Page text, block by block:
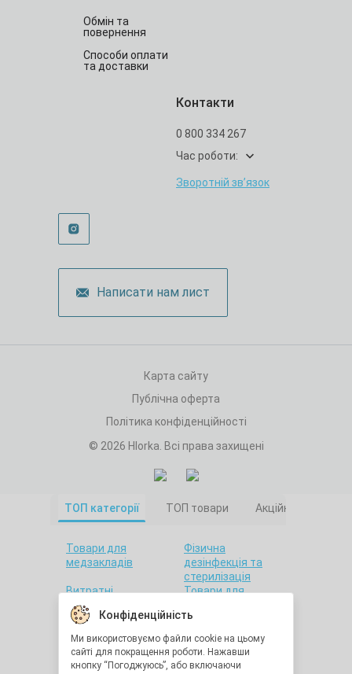
Написати нам лист
Обмін та
повернення
Способи оплати
та доставки
Контакти
0 800 334 267
Час роботи:
Зворотній зв’язок
Карта сайту
Публічна оферта
Політика конфіденційності
© 2026 Hlorka. Всі права захищені
Конфіденційність
Ми використовуємо файли cookie на цьому
сайті для покращення роботи. Нажавши
кнопку “Погоджуюсь”, або включаючи
ТОП категорії ТОП товари Акційні товари
Товари для
медзакладів
Фізична
дезінфекція та
стерилізація
Витратні
матеріали
Товари для
Товари для дому
Санітарна гігієна
Товари для
стоматології
Товари для
лабораторій
Краса та здоров'я
Утилізація